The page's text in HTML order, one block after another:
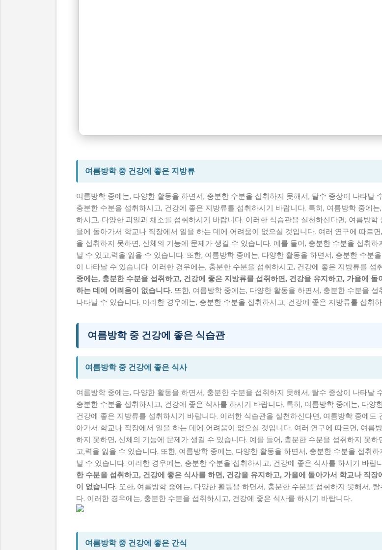
시니어 건강 정보
여름방학 중 건강에 좋은 지방류
여름방학 중에는, 다양한 활동을 하면서, 충분한 수분을 섭취하지 못해서, 탈수 증상이 나타날
충분한 수분을 섭취하시고, 건강에 좋은 지방류를 섭취하시기 바랍니다. 특히, 여름방학 중에
하시고, 다양한 과일과 채소를 섭취하시기 바랍니다. 이러한 식습관을 실천하신다면, 여름방학
을에 돌아가서 학교나 직장에서 일을 하는 데에 어려움이 없으실 것입니다. 여러 연구에 따르
을 섭취하지 못하면, 신체의 기능에 문제가 생길 수 있습니다. 예를 들어, 충분한 수분을 섭취
날 수 있고,력을 잃을 수 있습니다. 또한, 여름방학 중에는, 다양한 활동을 하면서, 충분한 수분
이 나타날 수 있습니다. 이러한 경우에는, 충분한 수분을 섭취하시고, 건강에 좋은 지방류를 섭
중에는, 충분한 수분을 섭취하고, 건강에 좋은 지방류를 섭취하면, 건강을 유지하고, 가을에 돌
하는 데에 어려움이 없습니다. 또한, 여름방학 중에는, 다양한 활동을 하면서, 충분한 수분을 섭
나타날 수 있습니다. 이러한 경우에는, 충분한 수분을 섭취하시고, 건강에 좋은 지방류를 섭취
여름방학 중 건강에 좋은 식습관
여름방학 중 건강에 좋은 식사
여름방학 중에는, 다양한 활동을 하면서, 충분한 수분을 섭취하지 못해서, 탈수 증상이 나타날
충분한 수분을 섭취하시고, 건강에 좋은 식사를 하시기 바랍니다. 특히, 여름방학 중에는, 다양
건강에 좋은 지방류를 섭취하시기 바랍니다. 이러한 식습관을 실천하신다면, 여름방학 중에도
아가서 학교나 직장에서 일을 하는 데에 어려움이 없으실 것입니다. 여러 연구에 따르면, 여름
하지 못하면, 신체의 기능에 문제가 생길 수 있습니다. 예를 들어, 충분한 수분을 섭취하지 못하
고,력을 잃을 수 있습니다. 또한, 여름방학 중에는, 다양한 활동을 하면서, 충분한 수분을 섭취
날 수 있습니다. 이러한 경우에는, 충분한 수분을 섭취하시고, 건강에 좋은 식사를 하시기 바랍
한 수분을 섭취하고, 건강에 좋은 식사를 하면, 건강을 유지하고, 가을에 돌아가서 학교나 직장
이 없습니다. 또한, 여름방학 중에는, 다양한 활동을 하면서, 충분한 수분을 섭취하지 못해서,
다. 이러한 경우에는, 충분한 수분을 섭취하시고, 건강에 좋은 식사를 하시기 바랍니다.
여름방학 중 건강에 좋은 간식